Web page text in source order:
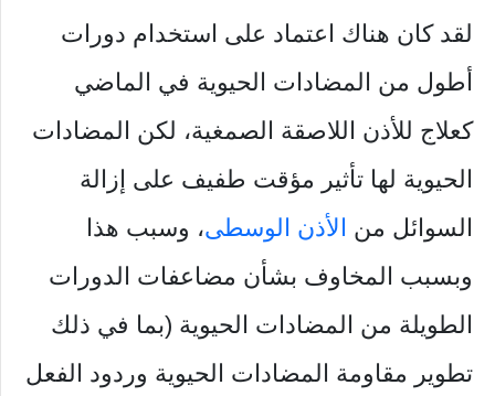
لقد كان هناك اعتماد على استخدام دورات
أطول من المضادات الحيوية في الماضي
كعلاج للأذن اللاصقة الصمغية، لكن المضادات
الحيوية لها تأثير مؤقت طفيف على إزالة
السوائل من الأذن الوسطى، وسبب هذا
وبسبب المخاوف بشأن مضاعفات الدورات
الطويلة من المضادات الحيوية (بما في ذلك
تطوير مقاومة المضادات الحيوية وردود الفعل